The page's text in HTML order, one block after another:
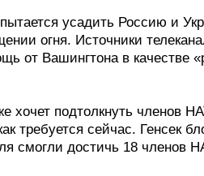
усадить Россию и
огня. Источники
от Вашингтона в качестве
хочет подтолкнуть членов
требуется сейчас. Генсек
смогли достичь 18 членов